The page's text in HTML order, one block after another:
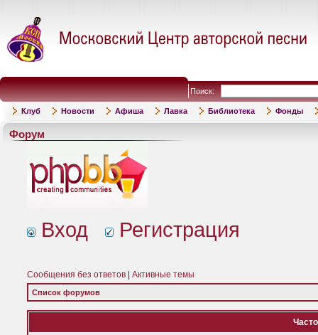
Поиск:
Клуб Новости Афиша Лавка Библиотека Фонды
Форум
Вход Регистрация
Сообщения без ответов Активные темы
Список форумов